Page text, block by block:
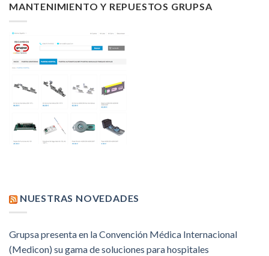
MANTENIMIENTO Y REPUESTOS GRUPSA
NUESTRAS NOVEDADES
Grupsa presenta en la Convención Médica Internacional
(Medicon) su gama de soluciones para hospitales